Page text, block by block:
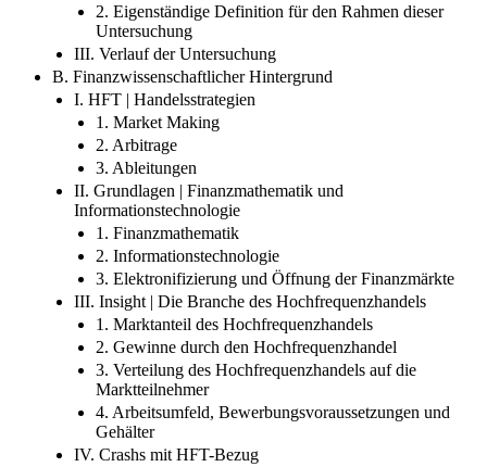
2. Eigenständige Definition für den Rahmen dieser
Untersuchung
III. Verlauf der Untersuchung
B. Finanzwissenschaftlicher Hintergrund
I. HFT | Handelsstrategien
1. Market Making
2. Arbitrage
3. Ableitungen
II. Grundlagen | Finanzmathematik und
Informationstechnologie
1. Finanzmathematik
2. Informationstechnologie
3. Elektronifizierung und Öffnung der Finanzmärkte
III. Insight | Die Branche des Hochfrequenzhandels
1. Marktanteil des Hochfrequenzhandels
2. Gewinne durch den Hochfrequenzhandel
3. Verteilung des Hochfrequenzhandels auf die
Marktteilnehmer
4. Arbeitsumfeld, Bewerbungsvoraussetzungen und
Gehälter
IV. Crashs mit HFT-Bezug